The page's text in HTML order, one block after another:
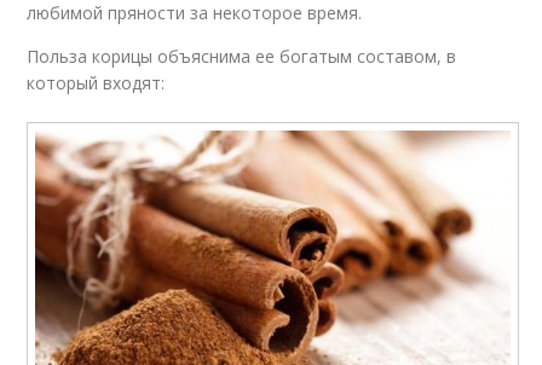
любимой пряности за некоторое время.
Польза корицы объяснима ее богатым составом, в
который входят: